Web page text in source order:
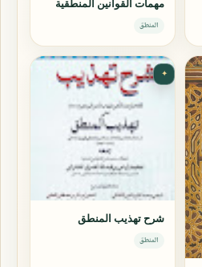
مهمات القوانين المنطقية
المنطق
✦
شرح تهذيب المنطق
المنطق